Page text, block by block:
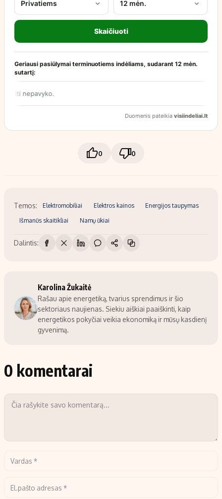
0 0
Temos: Elektromobiliai Elektros kainos Energijos taupymas
Išmanūs skaitikliai Namų ūkiai
Dalintis:
Karolina Žukaitė
Rašau apie energetiką, tvarius sprendimus ir šio
sektoriaus naujienas. Siekiu aiškiai paaiškinti, kaip
energetikos pokyčiai veikia ekonomiką ir mūsų kasdienį
gyvenimą.
0 komentarai